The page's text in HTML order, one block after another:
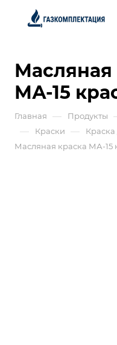
Масляная
МА-15
Главная — Продукты
— Краски — Краска
Масляная краска МА-15